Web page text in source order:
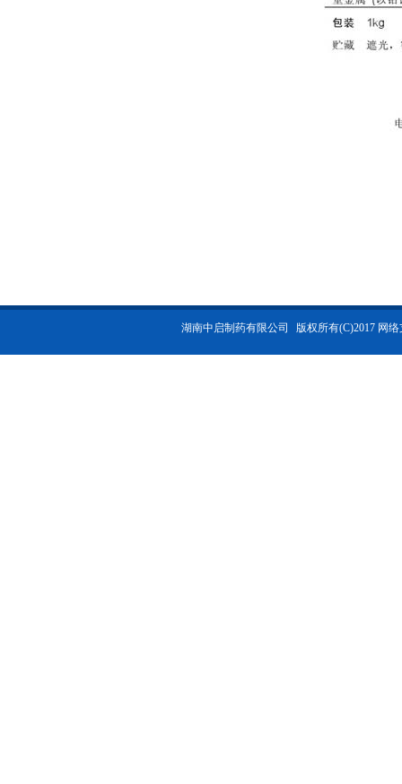
湖南中启制药有限公司 版权所有(C)2017 网